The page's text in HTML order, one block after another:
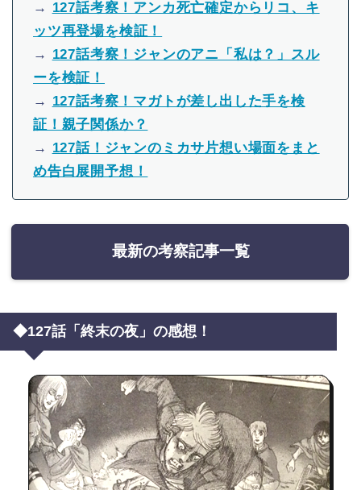
→ 127話考察！アンカ死亡確定からリコ、キ
ッツ再登場を検証！
→ 127話考察！ジャンのアニ「私は？」スル
ーを検証！
→ 127話考察！マガトが差し出した手を検
証！親子関係か？
→ 127話！ジャンのミカサ片想い場面をまと
め告白展開予想！
最新の考察記事一覧
◆127話「終末の夜」の感想！